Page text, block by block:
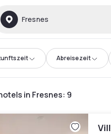
Fresnes
Abreisezeit
in Fresnes: 9